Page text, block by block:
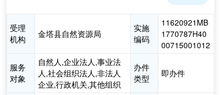
受理
机构
金塔县自然资源局
实施
编码
11620921MB
1770787H40
00715001012
服务
对象
自然人,企业法人,事业法
人,社会组织法人,非法人
企业,行政机关,其他组织
办件
类型
即办件